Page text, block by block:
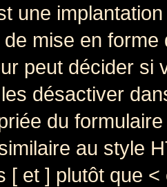
une
mise en forme
peut décider
désactiver
du
au style
[ et ] plutôt que